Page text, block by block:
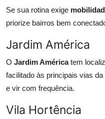
Se sua rotina exige
priorize bairros bem
Jardim América
O Jardim Américatem
facilitado às principais vias
e vir com frequência.
Vila Hortência